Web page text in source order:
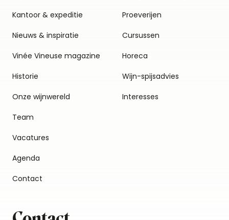
Kantoor & expeditie
Nieuws & inspiratie
Vinée Vineuse magazine
Historie
Onze wijnwereld
Team
Vacatures
Agenda
Contact
Proeverijen
Cursussen
Horeca
Wijn-spijsadvies
Interesses